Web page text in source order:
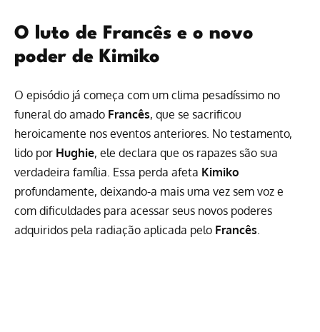
O luto de Francês e o novo
poder de Kimiko
O episódio já começa com um clima pesadíssimo no
funeral do amado Francês, que se sacrificou
heroicamente nos eventos anteriores. No testamento,
lido por Hughie, ele declara que os rapazes são sua
verdadeira família. Essa perda afeta Kimiko
profundamente, deixando-a mais uma vez sem voz e
com dificuldades para acessar seus novos poderes
adquiridos pela radiação aplicada pelo Francês.